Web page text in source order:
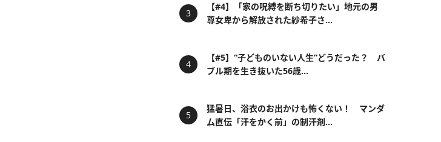
【#4】「家の呪縛を断ち切りたい」地元の男
尊女卑から解放された紗希子さ...
【#5】“子どものいない人生”どうだった？ バ
ブル期を生き抜いた56歳...
猛暑日、浴衣のお出かけも怖くない！ マンダ
ム直伝「汗をかく前」の制汗剤...